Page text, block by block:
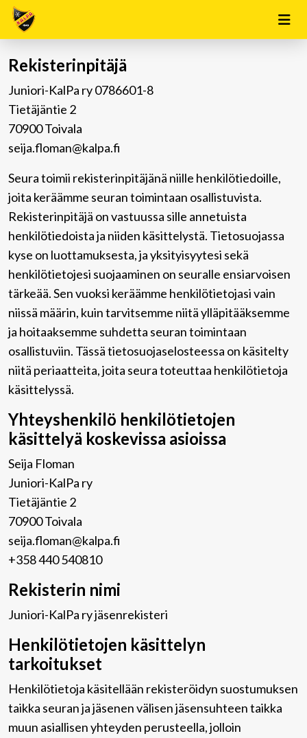
Rekisterinpitäjä
Juniori-KalPa ry 0786601-8
Tietäjäntie 2
70900 Toivala
seija.floman@kalpa.fi
Seura toimii rekisterinpitäjänä niille henkilötiedoille,
joita keräämme seuran toimintaan osallistuvista.
Rekisterinpitäjä on vastuussa sille annetuista
henkilötiedoista ja niiden käsittelystä. Tietosuojassa
kyse on luottamuksesta, ja yksityisyytesi sekä
henkilötietojesi suojaaminen on seuralle ensiarvoisen
tärkeää. Sen vuoksi keräämme henkilötietojasi vain
niissä määrin, kuin tarvitsemme niitä ylläpitääksemme
ja hoitaaksemme suhdetta seuran toimintaan
osallistuviin. Tässä tietosuojaselosteessa on käsitelty
niitä periaatteita, joita seura toteuttaa henkilötietoja
käsittelyssä.
Yhteyshenkilö henkilötietojen
käsittelyä koskevissa asioissa
Seija Floman
Juniori-KalPa ry
Tietäjäntie 2
70900 Toivala
seija.floman@kalpa.fi
+358 440 540810
Rekisterin nimi
Juniori-KalPa ry jäsenrekisteri
Henkilötietojen käsittelyn
tarkoitukset
Henkilötietoja käsitellään rekisteröidyn suostumuksen
taikka seuran ja jäsenen välisen jäsensuhteen taikka
muun asiallisen yhteyden perusteella, jolloin